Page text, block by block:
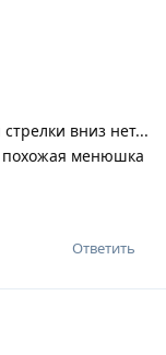
вниз нет...
похожая менюшка
Ответить